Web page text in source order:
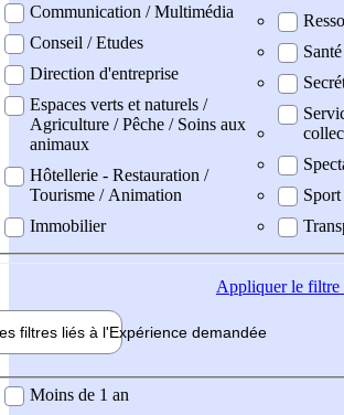
Communication / Multimédia
Conseil / Etudes
Direction d'entreprise
Espaces verts et naturels /
Agriculture / Pêche / Soins aux
animaux
Hôtellerie - Restauration /
Tourisme / Animation
Immobilier
Santé
Sport
Appliquerle filtre
filtres liés à l'Expérience demandée
demandée
Moins de 1 an